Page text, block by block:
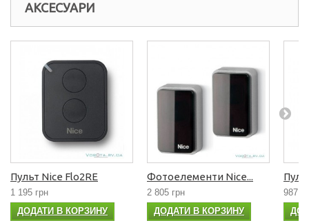
АКСЕСУАРИ
Пульт Nice Flo2RE
1 195 грн
ДОДАТИ В КОРЗИНУ
Фотоелементи Nice...
2 805 грн
ДОДАТИ В КОРЗИНУ
987